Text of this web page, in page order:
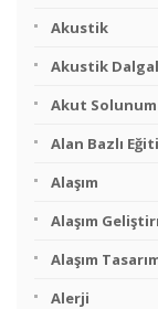
Akustik
Akustik
Akut
Alan Bazlı
Alaşım
Alaşım
Alaşım
Alerji